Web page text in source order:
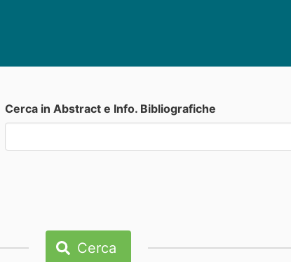
Cerca in Abstract e Info. Bibliografiche
Cerca